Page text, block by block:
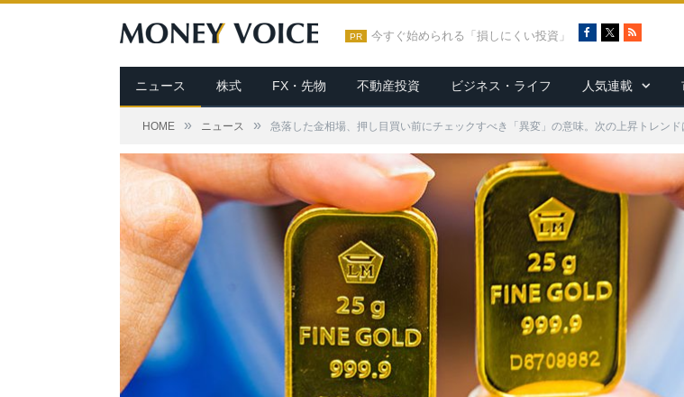
PR 今すぐ始められる「損しにくい投資」
c
e
b
k
R
S
ニュース 株式 FX・先物 不動産投資 ビジネス・ライフ 人気連載
HOME » ニュース » 急落した金相場、押し目買い前にチェックすべき「異変」の意味。次の上昇トレン